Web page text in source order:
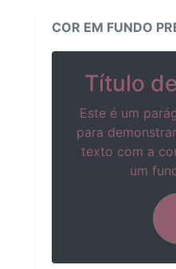
COR EM FUNDO
Título
Este é um
para
texto com a
um